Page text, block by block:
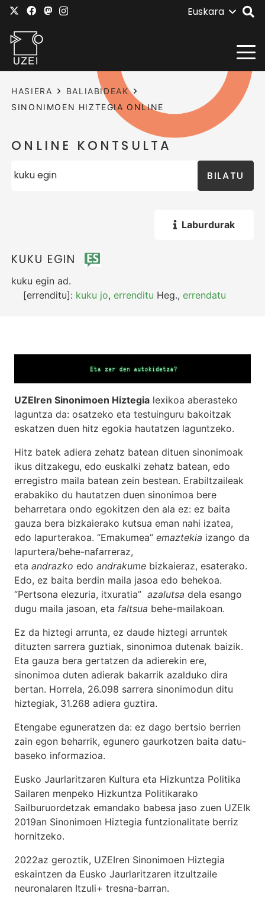
Euskara
HASIERA
BALIABIDEAK
SINONIMOEN HIZTEGIA ONLINE
ONLINE KONTSULTA
BILATU
Laburdurak
KUKU EGIN
kuku egin ad.
[errenditu]: kuku jo,errenditu Heg.,errendatu
UZEIren Sinonimoen Hiztegia lexikoa aberasteko
laguntza da: osatzeko eta testuinguru bakoitzak
eskatzen duen hitz egokia hautatzen laguntzeko.
Hitz batek adiera zehatz batean dituen sinonimoak
ikus ditzakegu, edo euskalki zehatz batean, edo
erregistro maila batean zein bestean. Erabiltzaileak
erabakiko du hautatzen duen sinonimoa bere
beharretara ondo egokitzen den ala ez: ez baita
gauza bera bizkaierako kutsua eman nahi izatea,
edo lapurterakoa. “Emakumea” emaztekia izango da
lapurtera/behe-nafarreraz,
eta andrazko edo andrakume bizkaieraz, esaterako.
Edo, ez baita berdin maila jasoa edo behekoa.
“Pertsona elezuria, itxuratia” azalutsa dela esango
dugu maila jasoan, eta faltsua behe-mailakoan.
Ez da hiztegi arrunta, ez daude hiztegi arruntek
dituzten sarrera guztiak, sinonimoa dutenak baizik.
Eta gauza bera gertatzen da adierekin ere,
sinonimoa duten adierak bakarrik azalduko dira
bertan. Horrela, 26.098 sarrera sinonimodun ditu
hiztegiak, 31.268 adiera guztira.
Etengabe eguneratzen da: ez dago bertsio berrien
zain egon beharrik, egunero gaurkotzen baita datu-
baseko informazioa.
Eusko Jaurlaritzaren Kultura eta Hizkuntza Politika
Sailaren menpeko Hizkuntza Politikarako
Sailburuordetzak emandako babesa jaso zuen UZEIk
2019an Sinonimoen Hiztegia funtzionalitate berriz
hornitzeko.
2022az geroztik, UZEIren Sinonimoen Hiztegia
eskaintzen da Eusko Jaurlaritzaren itzultzaile
neuronalaren Itzuli+ tresna-barran.